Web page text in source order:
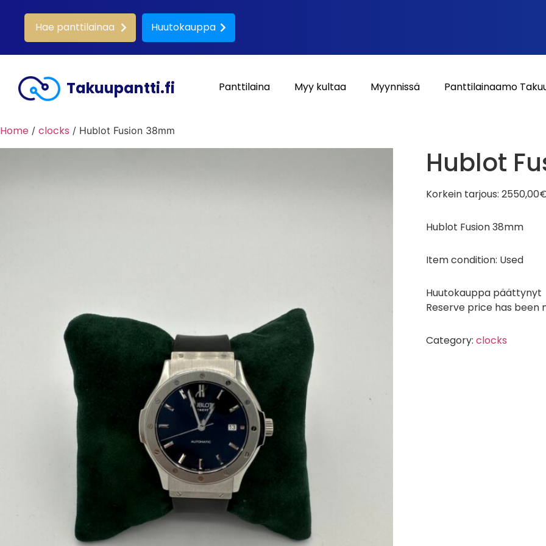
Hae panttilainaa Huutokauppa
Takuupantti.fi Panttilaina Myy kultaa Myynnissä Panttilainaamo
Home / clocks / Hublot Fusion 38mm
Hublot
Korkein tarjous: 2550,00
Hublot Fusion 38mm
Item condition: Used
Huutokauppa päättynyt
Reserve price has been
Category: clocks